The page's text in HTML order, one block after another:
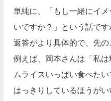
単純に、「もし一緒にイ
いですか？」という話です
返答がより具体的で、先の
例えば、岡本さんは「私
ムライスいっぱい食べたい
はっきりしているほうがい